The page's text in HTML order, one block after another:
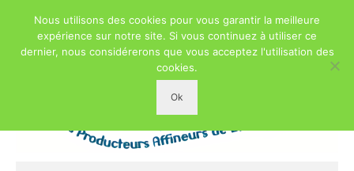
Nous utilisons des cookies pour vous garantir la meilleure
expérience sur notre site. Si vous continuez à utiliser ce
dernier, nous considérerons que vous acceptez l'utilisation des
cookies.
Ok